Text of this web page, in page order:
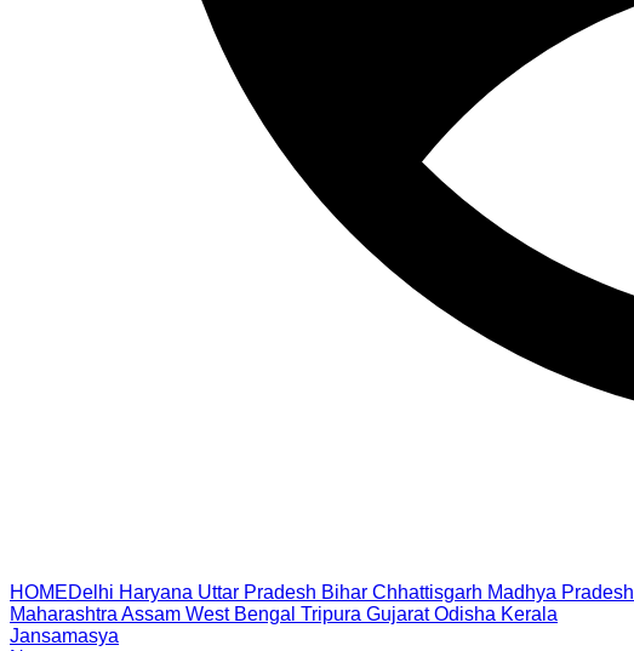
HOMEDelhi Haryana Uttar Pradesh Bihar Chhattisgarh Madhya Pradesh
Maharashtra Assam West Bengal Tripura Gujarat Odisha Kerala
Jansamasya